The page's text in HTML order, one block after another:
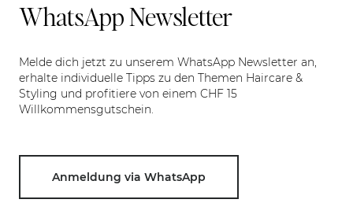
WhatsApp Newsletter
Melde dich jetzt zu unserem WhatsApp Newsletter an,
erhalte individuelle Tipps zu den Themen Haircare &
Styling und profitiere von einem CHF 15
Willkommensgutschein.
Anmeldung via WhatsApp